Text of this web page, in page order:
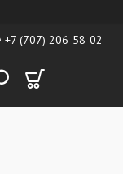
+7 (707) 206-58-02